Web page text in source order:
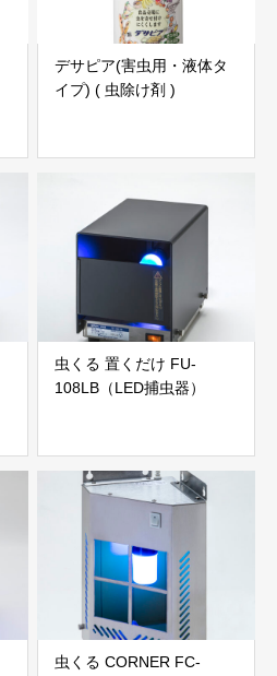
デサピア(害虫用・液体タ
イプ) ( 虫除け剤 )
虫くる 置くだけ FU-
108LB（LED捕虫器）
虫くる CORNER FC-